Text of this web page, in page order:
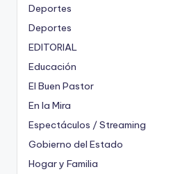
Deportes
Deportes
EDITORIAL
Educación
El Buen Pastor
En la Mira
Espectáculos / Streaming
Gobierno del Estado
Hogar y Familia